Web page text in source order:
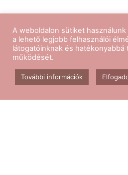
Kövess
A weboldalon sütiket
a lehető legjobb felhasználói
látogatóinknak és
működését.
További információk